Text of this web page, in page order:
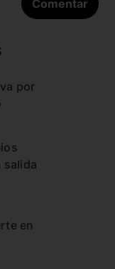
por
salida
en